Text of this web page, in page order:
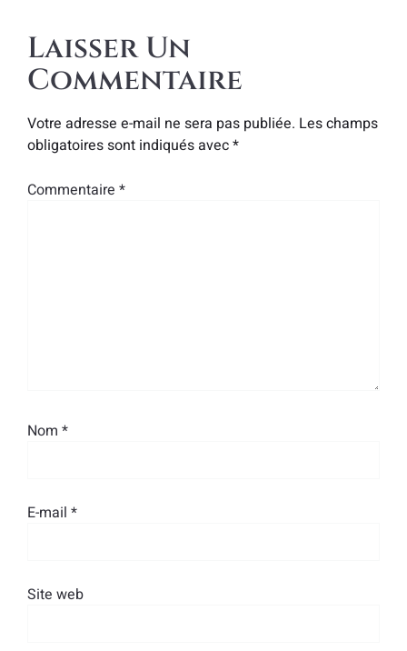
Laisser Un
Commentaire
Votre adresse e-mail ne sera pas publiée. Les champs
obligatoires sont indiqués avec*
Commentaire *
Nom *
E-mail *
Site web